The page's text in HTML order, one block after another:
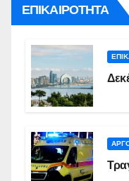
ΕΠΙΚΑΙΡΟΤΗΤΑ